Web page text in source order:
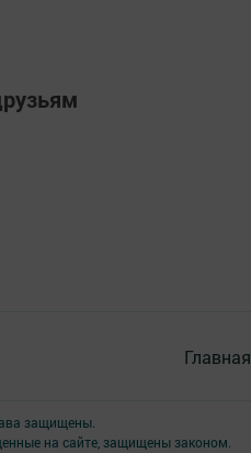
Главная
защищены.
на сайте, защищены законом.